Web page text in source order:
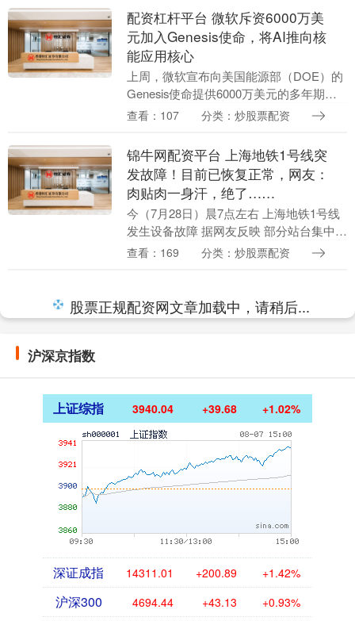
户，将无法再通过....
配资杠杆平台 微软斥资6000万美
元加入Genesis使命，将AI推向核
能应用核心
上周，微软宣布向美国能源部（DOE）的
Genesis使命提供6000万美元的多年期资
金承诺。Genesis使命是一项旨在将人工智
查看：107 分类：炒股票配资
锦牛网配资平台 上海地铁1号线突
发故障！目前已恢复正常，网友：
肉贴肉一身汗，绝了……
今（7月28日）晨7点左右 上海地铁1号线
发生设备故障 据网友反映 部分站台集中了
较多乘客 目前1号线 已恢复正常 随后，
查看：169 分类：炒股票配资
股票正规配资网文章加载中，请稍后...
沪深京指数
上证综指 3940.04 +39.68 +1.02%
深证成指 14311.01 +200.89 +1.42%
沪深300 4694.44 +43.13 +0.93%